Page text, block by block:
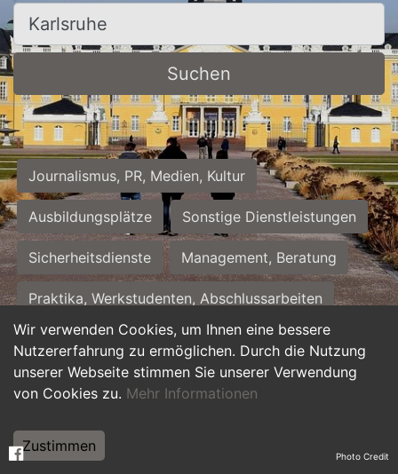
Wir verwenden Cookies, um Ihnen eine bessere
Nutzererfahrung zu ermöglichen. Durch die Nutzung
unserer Webseite stimmen Sie unserer Verwendung
von Cookies zu. Mehr Informationen
Zustimmen
Ort, Stadt
Suchen
Journalismus, PR, Medien, Kultur
Ausbildungsplätze Sonstige Dienstleistungen
Sicherheitsdienste Management, Beratung
Praktika, Werkstudenten, Abschlussarbeiten
Personalwesen Assistenz, Sekretariat
Hilfskräfte, Aushilfs- und Nebenjobs
Weiterbildung, Studium, duale Ausbildung Photo Credit